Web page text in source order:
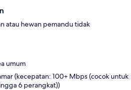
atau hewan pemandu tidak
umum
(kecepatan: 100+ Mbps (cocok untuk
6 perangkat))